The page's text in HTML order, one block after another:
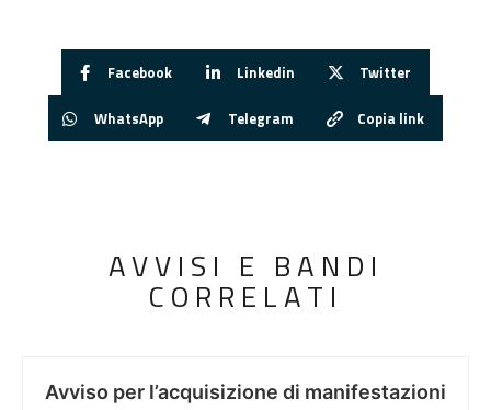
Facebook Linkedin Twitter
WhatsApp Telegram Copia link
AVVISI E BANDI
CORRELATI
Avviso per l’acquisizione di manifestazioni